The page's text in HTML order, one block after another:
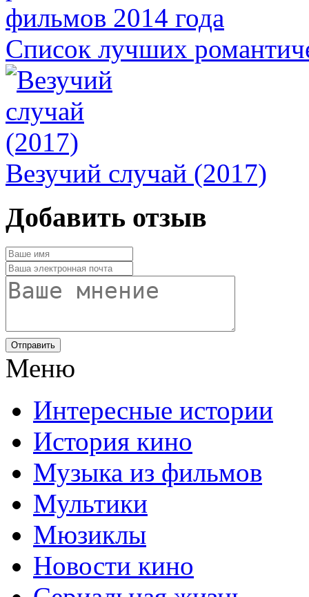
Список лучших
Везучий случай (2017)
Добавить отзыв
Отправить
Меню
Интересные истории
История кино
Музыка из фильмов
Мультики
Мюзиклы
Новости кино